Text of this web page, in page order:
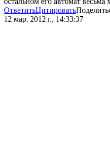
ОтветитьЦитировать
12 мар. 2012 г., 14:33:37